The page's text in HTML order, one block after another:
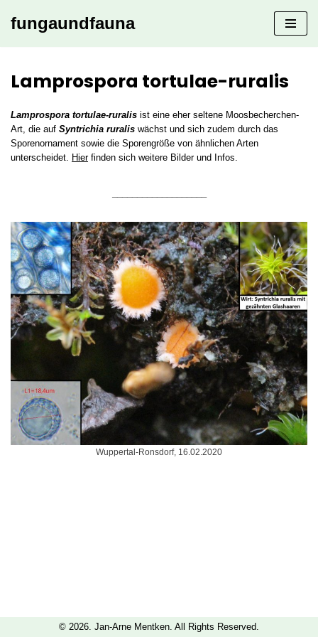
fungaundfauna
Lamprospora tortulae-ruralis
Lamprospora tortulae-ruralis ist eine eher seltene Moosbecherchen-
Art, die auf Syntrichia ruralis wächst und sich zudem durch das
Sporenornament sowie die Sporengröße von ähnlichen Arten
unterscheidet. Hierfinden sich weitere Bilder und Infos.
Wuppertal-Ronsdorf, 16.02.2020
© 2026. Jan-Arne Mentken. All Rights Reserved.